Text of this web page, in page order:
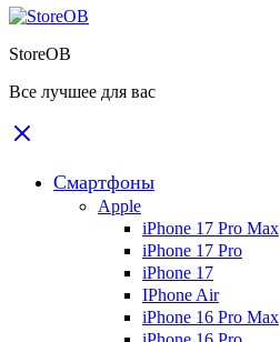
StoreOB
Все лучшее для вас
Смартфоны
Apple
iPhone 17 Pro Max
iPhone 17 Pro
iPhone 17
IPhone Air
iPhone 16 Pro Max